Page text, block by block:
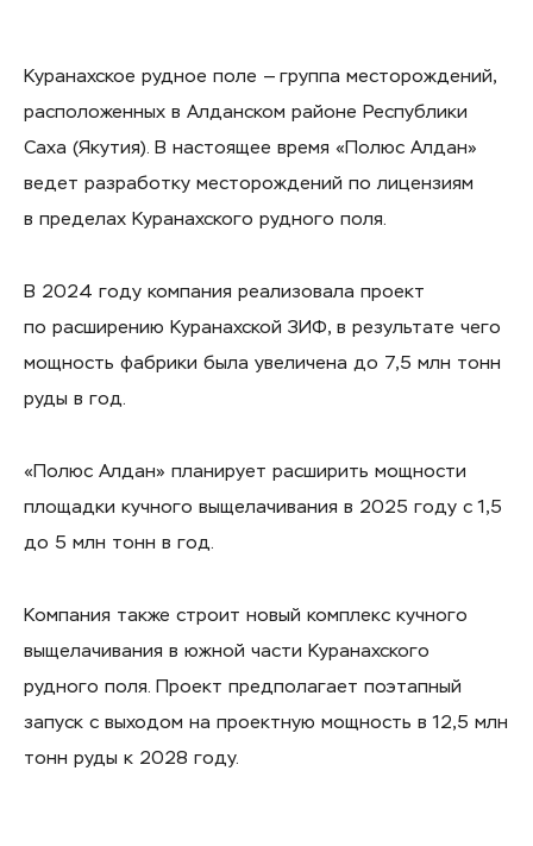
Куранахское рудное поле — группа месторождений,
расположенных в Алданском районе Республики
Саха (Якутия). В настоящее время «Полюс Алдан»
ведет разработку месторождений по лицензиям
в пределах Куранахского рудного поля.
В 2024 году компания реализовала проект
по расширению Куранахской ЗИФ, в результате чего
мощность фабрики была увеличена до 7,5 млн тонн
руды в год.
«Полюс Алдан» планирует расширить мощности
площадки кучного выщелачивания в 2025 году с 1,5
до 5 млн тонн в год.
Компания также строит новый комплекс кучного
выщелачивания в южной части Куранахского
рудного поля. Проект предполагает поэтапный
запуск с выходом на проектную мощность в 12,5 млн
тонн руды к 2028 году.